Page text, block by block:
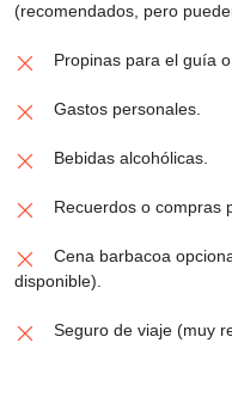
(recomendados, pero
Propinas para el guía
Gastos personales.
Bebidas alcohólicas.
Recuerdos o compras
Cena barbacoa
disponible).
Seguro de viaje (muy